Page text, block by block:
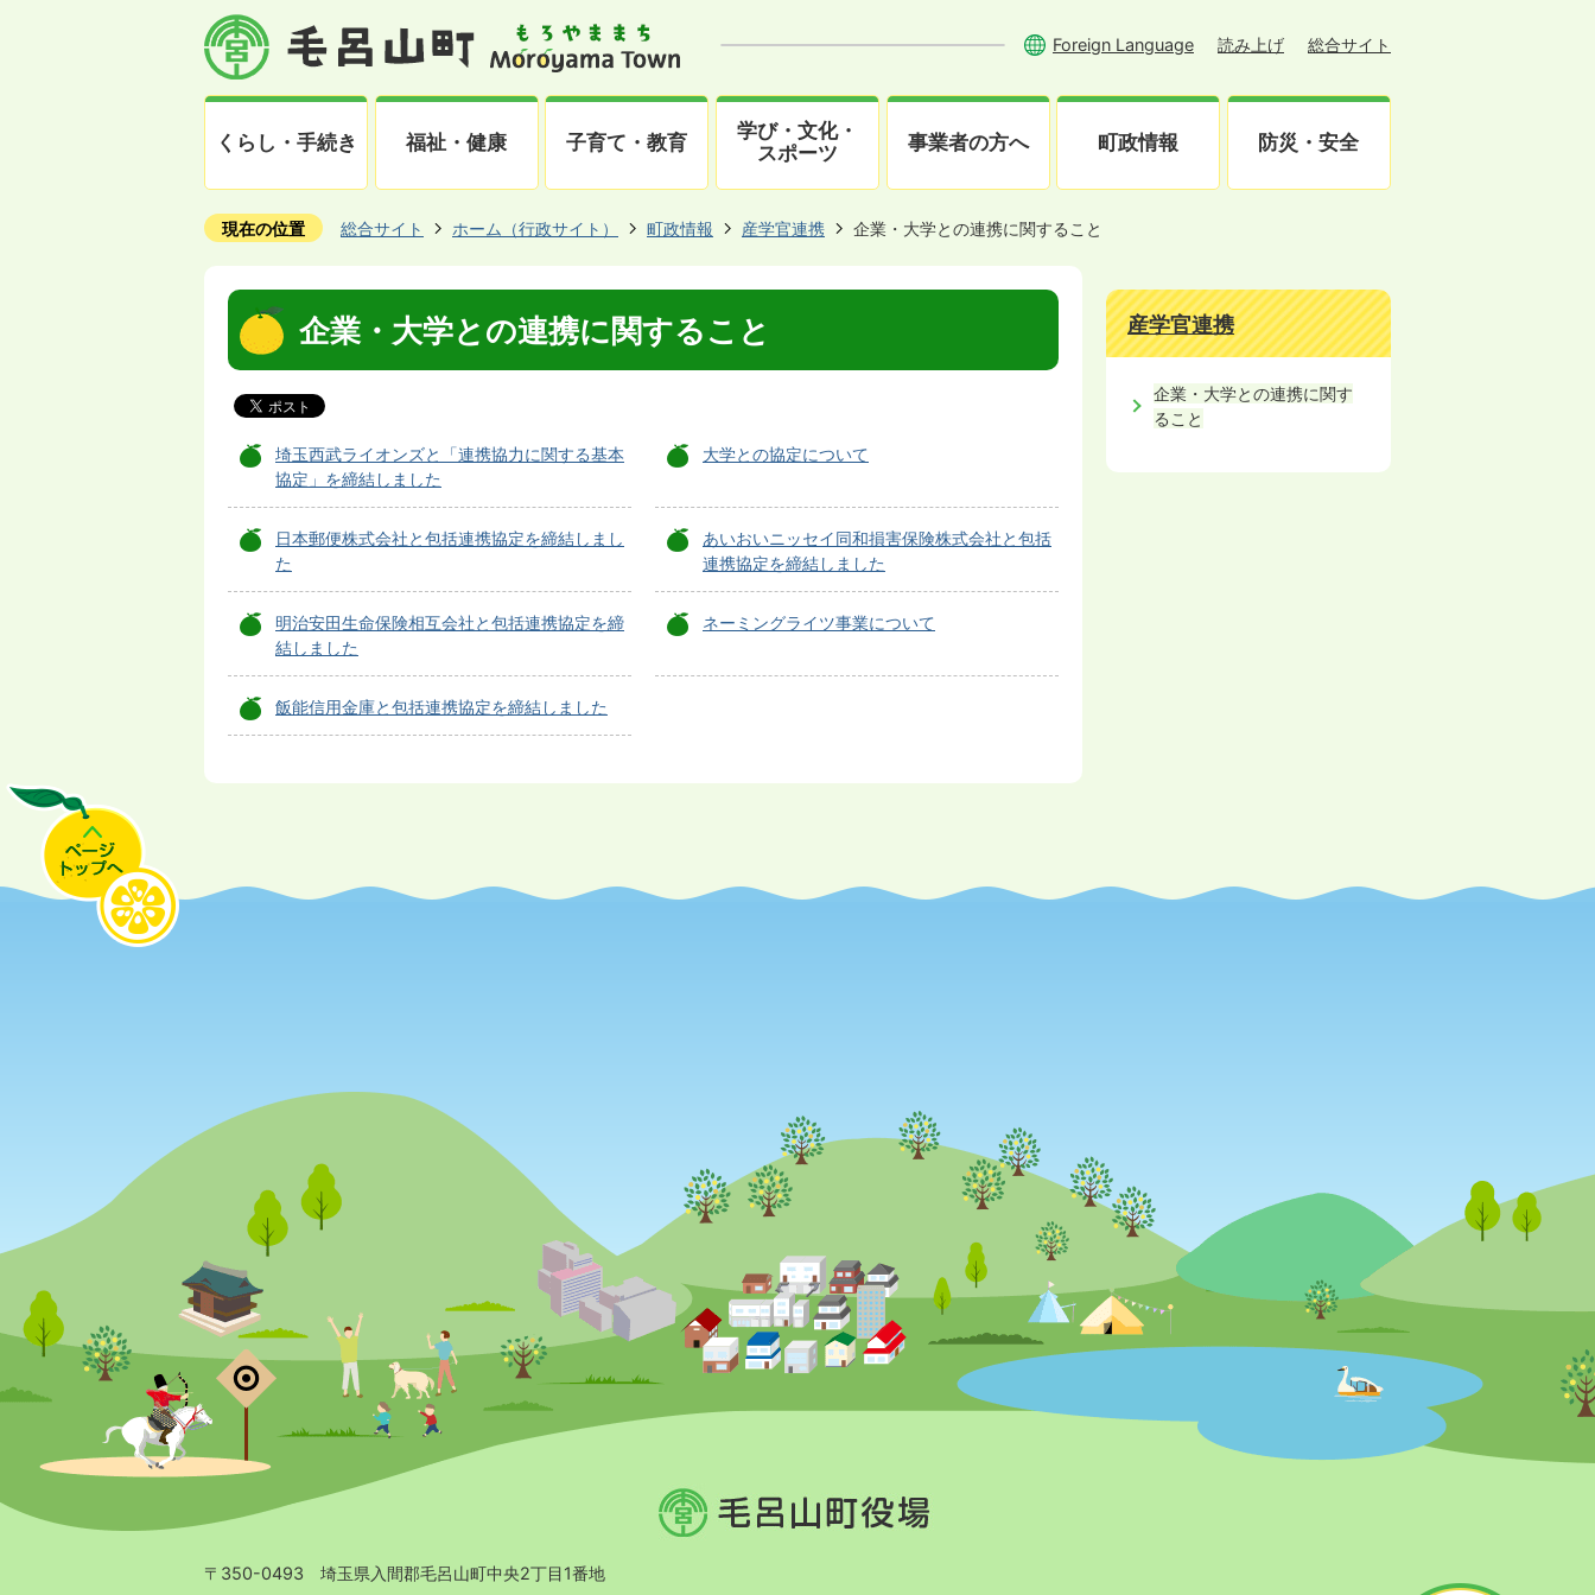
Foreign Language 読み上げ 総合サイト
くらし・手続き 福祉・健康 子育て・教育
学び・文化・
スポーツ
事業者の方へ 町政情報 防災・安全
現在の位置 総合サイト ホーム（行政サイト） 町政情報 産学官連携 企業・大学との連携に関すること
企業・大学との連携に関すること
埼玉西武ライオンズと「連携協力に関する基本
協定」を締結しました
大学との協定について
日本郵便株式会社と包括連携協定を締結しまし
た
あいおいニッセイ同和損害保険株式会社と包括
連携協定を締結しました
明治安田生命保険相互会社と包括連携協定を締
結しました
ネーミングライツ事業について
飯能信用金庫と包括連携協定を締結しました
産学官連携
企業・大学との連携に関す
ること
毛
呂
〒350-0493 埼玉県入間郡毛呂山町中央2丁目1番地